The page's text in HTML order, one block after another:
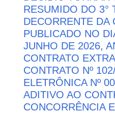
RESUMIDO DO 3°
DECORRENTE DA
PUBLICADO NO
JUNHO DE 2026,
CONTRATO
CONTRATO Nº
ELETRÔNICA Nº
ADITIVO AO
CONCORRÊNCIA